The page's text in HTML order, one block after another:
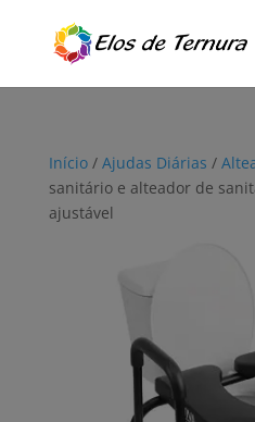
Início/ Ajudas Diárias /
sanitário e alteador de
ajustável